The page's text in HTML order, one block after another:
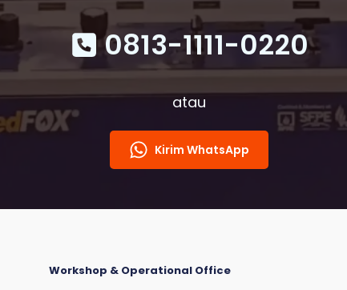
0813-1111-0220
atau
Kirim WhatsApp
Workshop & Operational Office